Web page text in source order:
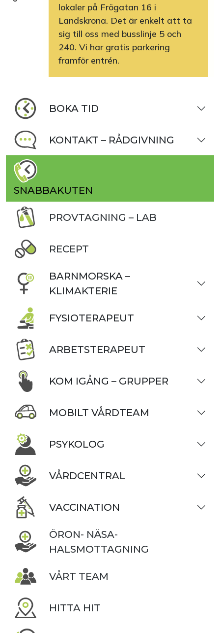
lokaler på Frögatan 16 i
Landskrona. Det är enkelt att ta
sig till oss med busslinje 5 och
240. Vi har gratis parkering
framför entrén.
BOKA TID
KONTAKT – RÅDGIVNING
SNABBAKUTEN
PROVTAGNING – LAB
RECEPT
BARNMORSKA –
KLIMAKTERIE
FYSIOTERAPEUT
ARBETSTERAPEUT
KOM IGÅNG – GRUPPER
MOBILT VÅRDTEAM
PSYKOLOG
VÅRDCENTRAL
VACCINATION
ÖRON- NÄSA-
HALSMOTTAGNING
VÅRT TEAM
HITTA HIT